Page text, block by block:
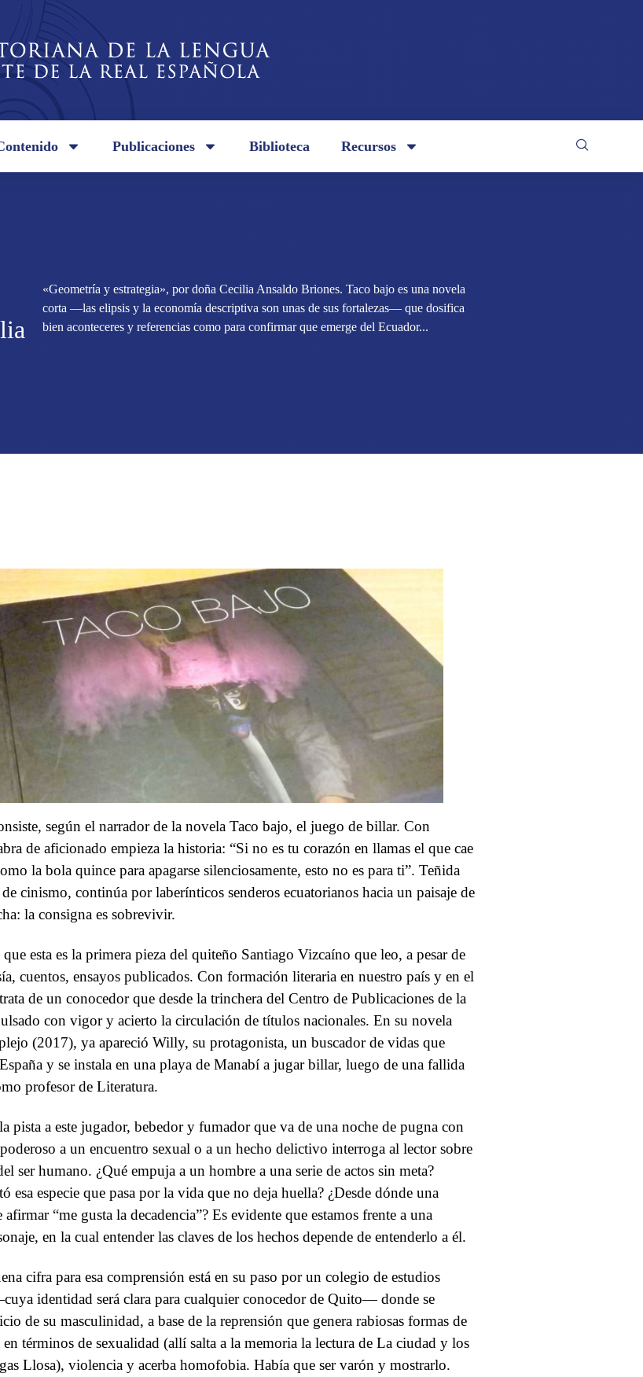
Publicaciones Biblioteca Recursos
«Geometría y estrategia», por doña Cecilia Ansaldo Briones. Taco bajo es una novela
corta —las elipsis y la economía descriptiva son unas de sus fortalezas— que dosifica
bien aconteceres y referencias como para confirmar que emerge del Ecuador...
según el narrador de la novela Taco bajo, el juego de billar. Con
de aficionado empieza la historia: “Si no es tu corazón en llamas el que cae
la bola quince para apagarse silenciosamente, esto no es para ti”. Teñida
cinismo, continúa por laberínticos senderos ecuatorianos hacia un paisaje de
la consigna es sobrevivir.
esta es la primera pieza del quiteño Santiago Vizcaíno que leo, a pesar de
cuentos, ensayos publicados. Con formación literaria en nuestro país y en el
de un conocedor que desde la trinchera del Centro de Publicaciones de la
con vigor y acierto la circulación de títulos nacionales. En su novela
(2017), ya apareció Willy, su protagonista, un buscador de vidas que
y se instala en una playa de Manabí a jugar billar, luego de una fallida
profesor de Literatura.
pista a este jugador, bebedor y fumador que va de una noche de pugna con
a un encuentro sexual o a un hecho delictivo interroga al lector sobre
ser humano. ¿Qué empuja a un hombre a una serie de actos sin meta?
esa especie que pasa por la vida que no deja huella? ¿Desde dónde una
afirmar “me gusta la decadencia”? Es evidente que estamos frente a una
en la cual entender las claves de los hechos depende de entenderlo a él.
cifra para esa comprensión está en su paso por un colegio de estudios
identidad será clara para cualquier conocedor de Quito— donde se
de su masculinidad, a base de la reprensión que genera rabiosas formas de
en términos de sexualidad (allí salta a la memoria la lectura de La ciudad y los
Llosa), violencia y acerba homofobia. Había que ser varón y mostrarlo.